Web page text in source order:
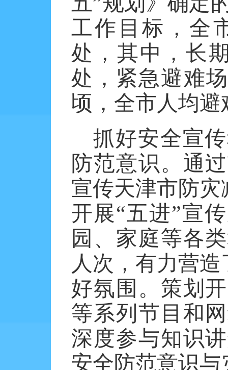
工作目标，全
处，其中，长
处，紧急避难
顷，全市人均
抓好安全宣
防范意识。通
宣传天津市防
开展“五进”宣
园、家庭等各
人次，有力营
好氛围。策划
等系列节目和
深度参与知识
安全防范意识